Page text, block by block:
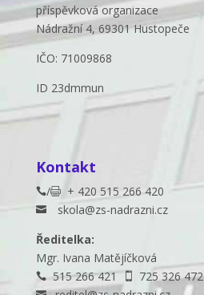
příspěvková organizace
Nádražní 4, 69301 Hustopeče
IČO: 71009868
ID 23dmmun
Kontakt
/+ 420 515 266 420
 skola@zs-nadrazni.cz
Ředitelka:
Mgr. Ivana Matějíčková
515 266 421 725 326 472